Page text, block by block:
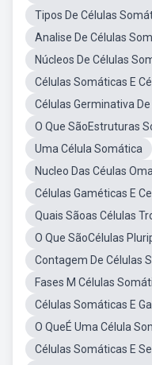
Tipos De Células
Analise De Células
Núcleos De Células
Células Somáticas E
Células Germinativa
O Que SãoEstruturas
Uma Célula Somática
Nucleo Das Céulas
Células Gaméticas E
Quais Sãoas Células
O Que SãoCélulas
Contagem De Células
Fases M Células
Células Somáticas E
O QueÉ Uma Célula
Células Somáticas E